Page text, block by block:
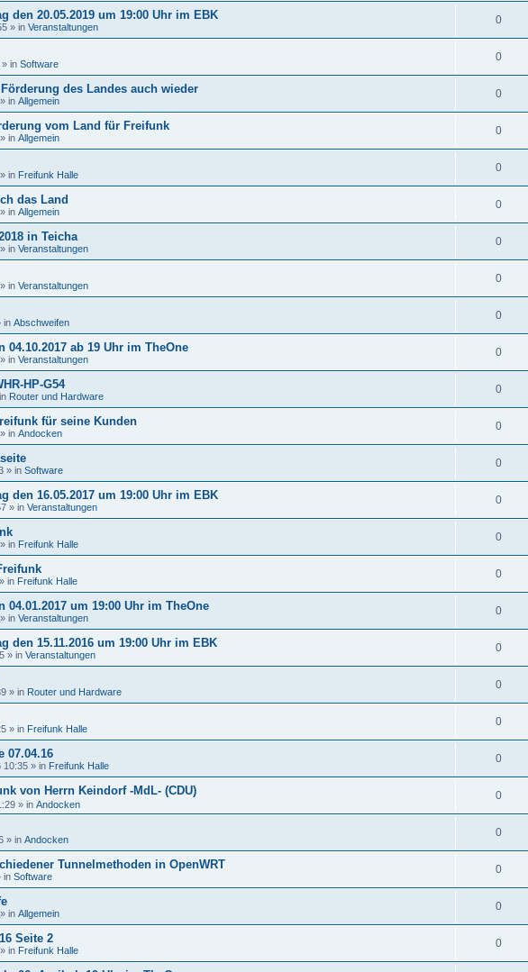
den 20.05.2019 um 19:00 Uhr im EBK
» in Veranstaltungen
0
» in Software
0
des Landes auch wieder
» in Allgemein
0
vom Land für Freifunk
» in Allgemein
0
» in Freifunk Halle
0
das Land
» in Allgemein
0
in Teicha
» in Veranstaltungen
0
» in Veranstaltungen
0
in Abschweifen
0
ab 19 Uhr im TheOne
» in Veranstaltungen
0
HP-G54
Router und Hardware
0
für seine Kunden
» in Andocken
0
» in Software
0
den 16.05.2017 um 19:00 Uhr im EBK
» in Veranstaltungen
0
» in Freifunk Halle
0
» in Freifunk Halle
0
um 19:00 Uhr im TheOne
» in Veranstaltungen
0
den 15.11.2016 um 19:00 Uhr im EBK
» in Veranstaltungen
0
» in Router und Hardware
0
» in Freifunk Halle
0
07.04.16
10:35 » in Freifunk Halle
0
von Herrn Keindorf -MdL- (CDU)
» in Andocken
0
» in Andocken
0
Tunnelmethoden in OpenWRT
in Software
0
» in Allgemein
0
Seite 2
» in Freifunk Halle
0